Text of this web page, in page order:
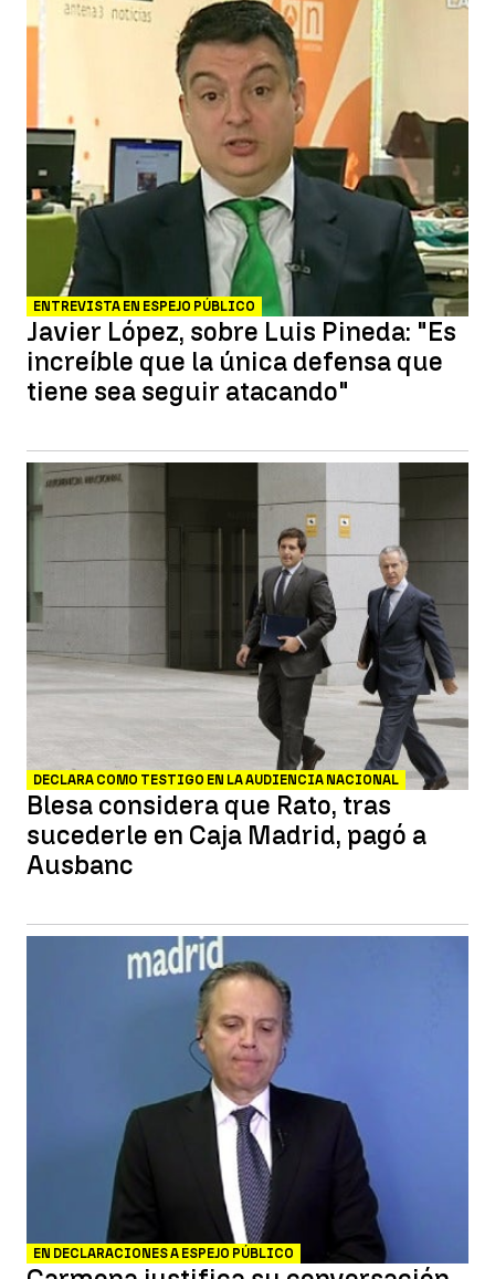
ENTREVISTA EN ESPEJO PÚBLICO
Javier López, sobre Luis Pineda: "Es
increíble que la única defensa que
tiene sea seguir atacando"
DECLARA COMO TESTIGO EN LA AUDIENCIA NACIONAL
Blesa considera que Rato, tras
sucederle en Caja Madrid, pagó a
Ausbanc
EN DECLARACIONES A ESPEJO PÚBLICO